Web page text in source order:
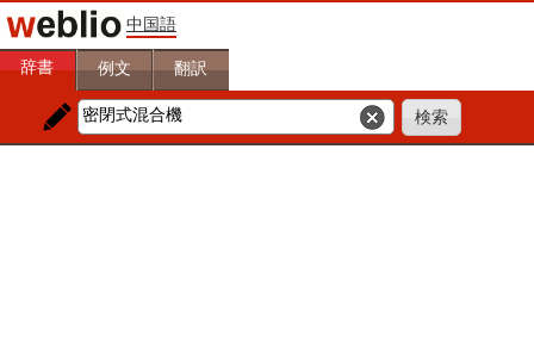
中国語
辞書 例文 翻訳